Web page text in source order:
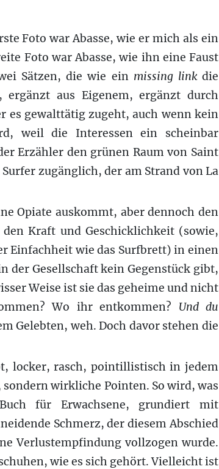
Foto war Abasse, wie er mich als ein
Foto war Abasse, wie ihn eine Faust
Sätzen, die wie ein missing linkdie
ergänzt aus Eigenem, ergänzt durch
es gewalttätig zugeht, auch wenn kein
weil die Interessen ein scheinbar
Erzähler den grünen Raum von Saint
zugänglich, der am Strand von La
Opiate auskommt, aber dennoch den
Kraft und Geschicklichkeit (sowie,
Einfachheit wie das Surfbrett) in einen
der Gesellschaft kein Gegenstück gibt,
Weise ist sie das geheime und nicht
Wo ihr entkommen? Und du
Gelebten, weh. Doch davor stehen die
locker, rasch, pointillistisch in jedem
wirkliche Pointen. So wird, was
für Erwachsene, grundiert mit
Schmerz, der diesem Abschied
Verlustempfindung vollzogen wurde.
wie es sich gehört. Vielleicht ist